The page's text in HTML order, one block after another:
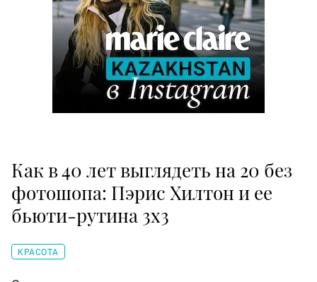
Как в 40 лет выглядеть на 20 без
фотошопа: Пэрис Хилтон и ее
бьюти-рутина 3х3
КРАСОТА